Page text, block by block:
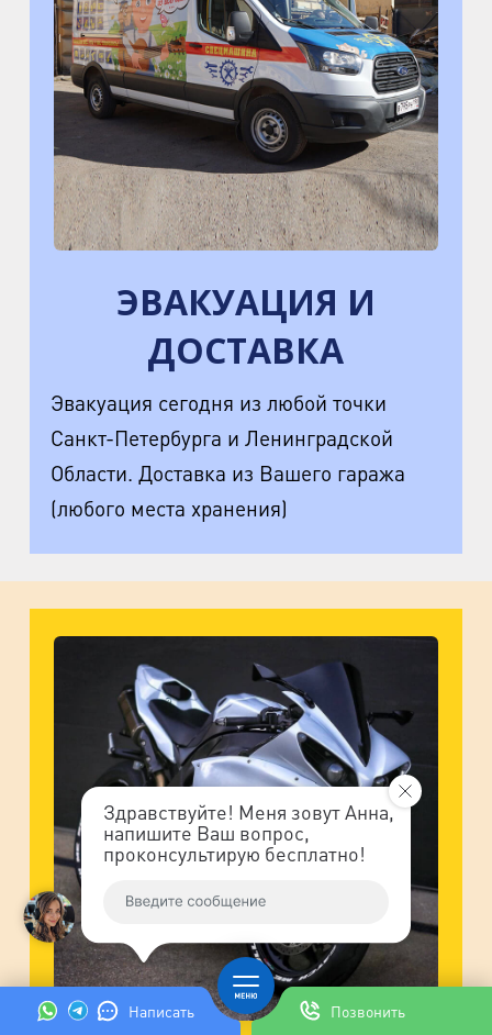
Написать Позвонить
Здравствуйте! Меня зовут Анна,
напишите Ваш вопрос,
проконсультирую бесплатно!
ЭВАКУАЦИЯ И
ДОСТАВКА
Эвакуация сегодня из любой точки
Санкт-Петербурга и Ленинградской
Области. Доставка из Вашего гаража
(любого места хранения)